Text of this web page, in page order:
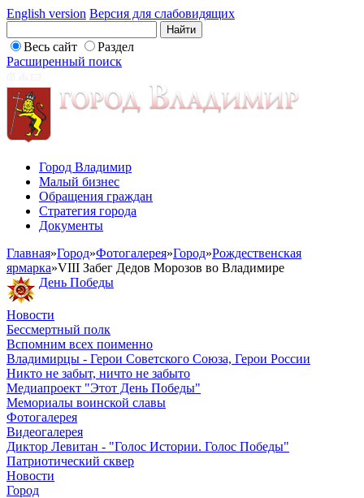
English version Версия для слабовидящих
Весь сайт
Раздел
Расширенный поиск
Город Владимир
Малый бизнес
Обращения граждан
Стратегия города
Документы
Главная»Город»Фотогалерея»Город»Рождественская
ярмарка»VIII Забег Дедов Морозов во Владимире
День Победы
Новости
Бессмертный полк
Вспомним всех поименно
Владимирцы - Герои Советского Союза, Герои России
Никто не забыт, ничто не забыто
Медиапроект "Этот День Победы"
Мемориалы воинской славы
Фотогалерея
Видеогалерея
Диктор Левитан - "Голос Истории. Голос Победы"
Патриотический сквер
Новости
Город